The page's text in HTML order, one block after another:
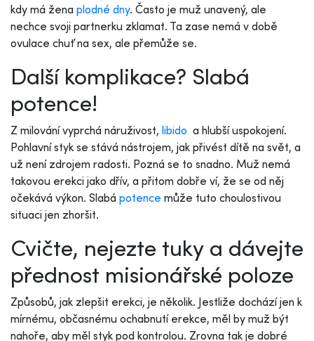
kdy má žena plodné dny. Často je muž unavený, ale
nechce svoji partnerku zklamat. Ta zase nemá v době
ovulace chuť na sex, ale přemůže se.
Další komplikace? Slabá
potence!
Z milování vyprchá náruživost, libido a hlubší uspokojení.
Pohlavní styk se stává nástrojem, jak přivést dítě na svět, a
už není zdrojem radosti. Pozná se to snadno. Muž nemá
takovou erekci jako dřív, a přitom dobře ví, že se od něj
očekává výkon. Slabá potence může tuto choulostivou
situaci jen zhoršit.
Cvičte, nejezte tuky a dávejte
přednost misionářské poloze
Způsobů, jak zlepšit erekci, je několik. Jestliže dochází jen k
mírnému, občasnému ochabnutí erekce, měl by muž být
nahoře, aby měl styk pod kontrolou. Zrovna tak je dobré